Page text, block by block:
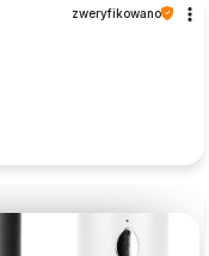
zweryfikowano